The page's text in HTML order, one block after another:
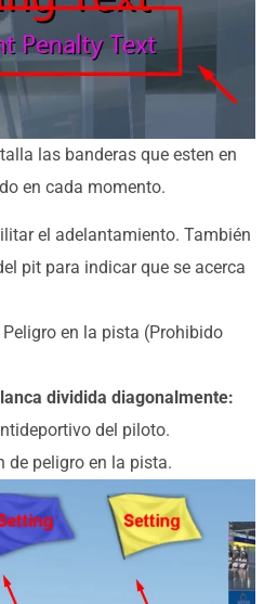
las banderas que esten en
en cada momento.
el adelantamiento. También
pit para indicar que se acerca
Peligro en la pista (Prohibido
dividida diagonalmente:
del piloto.
de peligro en la pista.